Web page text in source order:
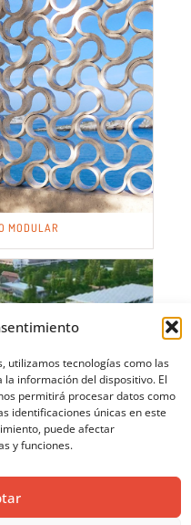
utilizamos tecnologías como las
información del dispositivo. El
permitirá procesar datos como
identificaciones únicas en este
puede afectar
y funciones.
MODULAR